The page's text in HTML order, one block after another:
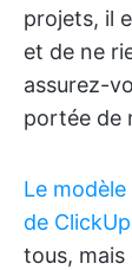
projets, il
et de ne
assurez-
portée de
Le
de ClickUp
tous, mais